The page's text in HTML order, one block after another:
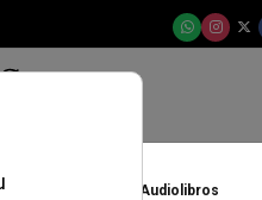
Audiolibros